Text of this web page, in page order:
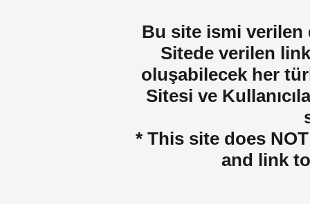
Bu site ismi verilen
Sitede verilen
oluşabilecek her
Sitesi ve
* This site does
and link